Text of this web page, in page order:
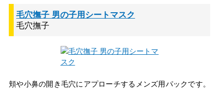
毛穴撫子 男の子用シートマスク
毛穴撫子
頬や小鼻の開き毛穴にアプローチするメンズ用パックです。